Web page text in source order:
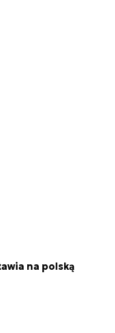
na polską